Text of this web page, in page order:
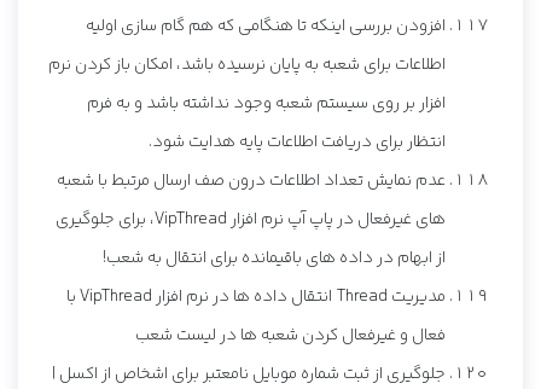
افزودن بررسی اینکه تا هنگامی که هم گام سازی اولیه
اطلاعات برای شعبه به پایان نرسیده باشد، امکان باز کردن نرم
افزار بر روی سیستم شعبه وجود نداشته باشد و به فرم
انتظار برای دریافت اطلاعات پایه هدایت شود.
عدم نمایش تعداد اطلاعات درون صف ارسال مرتبط با شعبه
های غیرفعال در پاپ آپ نرم افزار VipThread، برای جلوگیری
از ابهام در داده های باقیمانده برای انتقال به شعب!
مدیریت Thread انتقال داده ها در نرم افزار VipThread با
فعال و غیرفعال کردن شعبه ها در لیست شعب
جلوگیری از ثبت شماره موبایل نامعتبر برای اشخاص از اکسل |